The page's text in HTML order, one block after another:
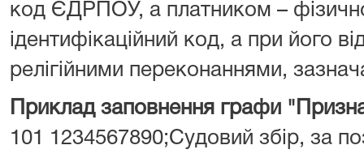
код ЄДРПОУ, а платником –
ідентифікаційний код, а при його
релігійними переконаннями,
Приклад заповнення графи
101 1234567890;Судовий збір, за